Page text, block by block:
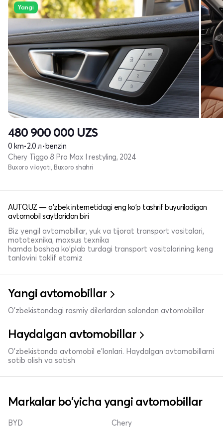
Yangi
480 900 000 UZS
0 km•2.0 л•benzin
Chery Tiggo 8 Pro Max I restyling, 2024
Buxoro viloyati, Buxoro shahri
AUTO.UZ — o'zbek internetidagi eng ko'p tashrif buyuriladigan
avtomobil saytlaridan biri
Biz yengil avtomobillar, yuk va tijorat transport vositalari,
mototexnika, maxsus texnika
hamda boshqa ko'plab turdagi transport vositalarining keng
tanlovini taklif etamiz
Yangi avtomobillar
O'zbekistondagi rasmiy dilerlardan salondan avtomobillar
Haydalgan avtomobillar
O'zbekistonda avtomobil e’lonlari. Haydalgan avtomobillarni
sotib olish va sotish
Markalar bo'yicha yangi avtomobillar
BYD Chery